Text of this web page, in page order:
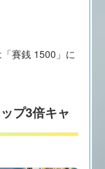
賽銭 1500」に
プ3倍キャ